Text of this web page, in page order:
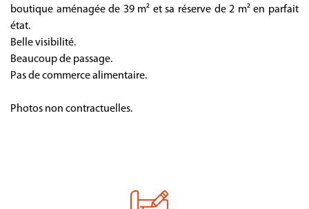
boutique aménagée de 39 m² et sa réserve de 2 m² en parfait
état.
Belle visibilité.
Beaucoup de passage.
Pas de commerce alimentaire.
Photos non contractuelles.